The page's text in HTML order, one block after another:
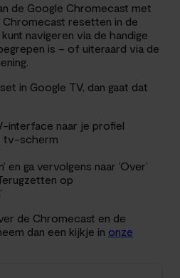
de Google Chromecast met
Chromecast resetten in de
navigeren via de handige
is – of uiteraard via de
in Google TV, dan gaat dat
interface naar je profiel
tv-scherm
en ga vervolgens naar ‘Over’
op
de Chromecast en de
dan een kijkje in onze